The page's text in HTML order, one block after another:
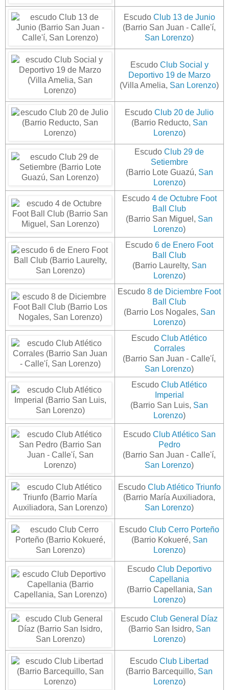
Escudo Club 13 de Junio
(Barrio San Juan - Calle'í,
San Lorenzo)
Escudo Club Social y
Deportivo 19 de Marzo
(Villa Amelia, San Lorenzo)
Escudo Club 20 de Julio
(Barrio Reducto, San
Lorenzo)
Escudo Club 29 de
Setiembre
(Barrio Lote Guazú, San
Lorenzo)
Escudo 4 de Octubre Foot
Ball Club
(Barrio San Miguel, San
Lorenzo)
Escudo 6 de Enero Foot
Ball Club
(Barrio Laurelty, San
Lorenzo)
Escudo 8 de Diciembre Foot
Ball Club
(Barrio Los Nogales, San
Lorenzo)
Escudo Club Atlético
Corrales
(Barrio San Juan - Calle'í,
San Lorenzo)
Escudo Club Atlético
Imperial
(Barrio San Luis, San
Lorenzo)
Escudo Club Atlético San
Pedro
(Barrio San Juan - Calle'í,
San Lorenzo)
Escudo Club Atlético Triunfo
(Barrio María Auxiliadora,
San Lorenzo)
Escudo Club Cerro Porteño
(Barrio Kokueré, San
Lorenzo)
Escudo Club Deportivo
Capellania
(Barrio Capellania, San
Lorenzo)
Escudo Club General Díaz
(Barrio San Isidro, San
Lorenzo)
Escudo Club Libertad
(Barrio Barcequillo, San
Lorenzo)